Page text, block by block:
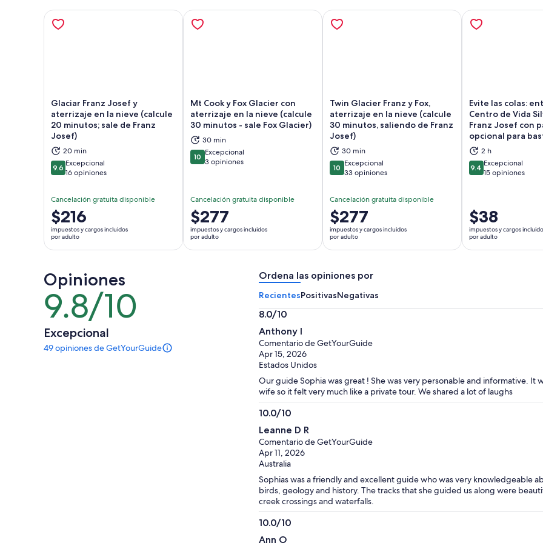
Glaciar Franz Josef y
aterrizaje en la nieve (calcule
20 minutos; sale de Franz
Josef)
20 min
9.69.6 de 10
Excepcional
16 opiniones
Cancelación gratuita disponible
El
precio
es
de
por
adulto
$216
impuestos y cargos incluidos
por adulto
Se abrirá en una nueva pestaña
Mt Cook y Fox Glacier con
aterrizaje en la nieve (calcule
30 minutos - sale Fox Glacier)
30 min
1010 de 10
Excepcional
3 opiniones
Cancelación gratuita disponible
El
precio
es
de
$277
impuestos y cargos incluidos
por adulto
Se abrirá en una nueva pestaña
Twin Glacier Franz y Fox,
aterrizaje en la nieve (calcule
30 minutos, saliendo de Franz
Josef)
30 min
1010 de 10
Excepcional
33 opiniones
Cancelación gratuita disponible
El
precio
es
de
por
$277
impuestos y cargos incluidos
por adulto
Se abrirá en una nueva pestaña
Evite las colas:
Centro de Vida
Franz Josef con
opcional para
2 h
9.49.4 de 10
Excepcional
15 opiniones
El
precio
es
de
$38
impuestos y cargos
por adulto
Opiniones
9.8/10
9.8
de
10
Excepcional
49 opiniones de GetYourGuide
Hay
Ordena las opiniones por
RecientesPositivasNegativas
8.0/10
8.0
de
10
Anthony I
Comentario de GetYourGuide
Apr 15, 2026
Estados Unidos
Our guide Sophia was great ! She was very personable and informative. It
wife so it felt very much like a private tour. We shared a lot of laughs
10.0/10
10.0
de
10
Leanne D R
Comentario de GetYourGuide
Apr 11, 2026
Australia
Sophias was a friendly and excellent guide who was very knowledgeable
birds, geology and history. The tracks that she guided us along were
creek crossings and waterfalls.
10.0/10
10.0
Ann O